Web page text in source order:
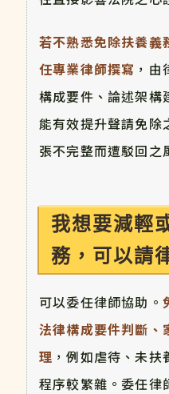
若不熟悉免除扶養義
任專業律師撰寫 ，
構成要件、論述架構
能有效提升聲請免除
張不完整而遭駁回之
我想要減輕
務，可以請
可以委任律師協助。
法律構成要件判斷、
理 ，例如虐待、未
程序較繁雜。委任律